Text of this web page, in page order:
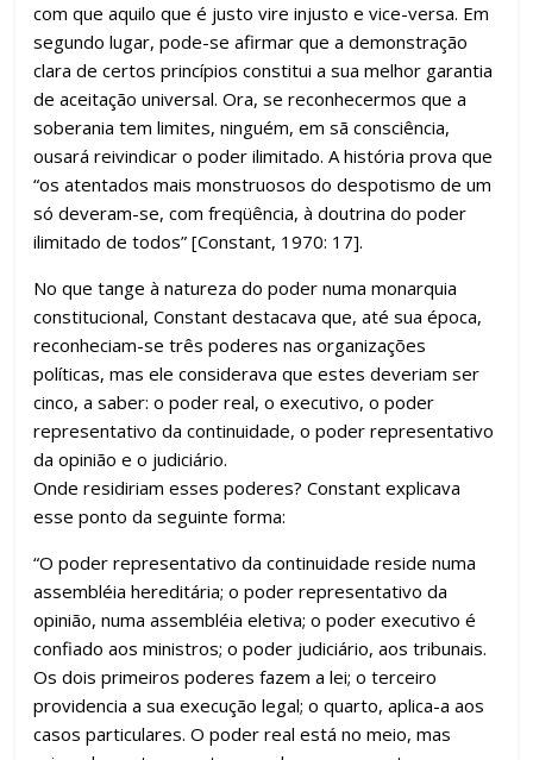
com que aquilo que é justo vire injusto e vice-versa. Em
segundo lugar, pode-se afirmar que a demonstração
clara de certos princípios constitui a sua melhor garantia
de aceitação universal. Ora, se reconhecermos que a
soberania tem limites, ninguém, em sã consciência,
ousará reivindicar o poder ilimitado. A história prova que
“os atentados mais monstruosos do despotismo de um
só deveram-se, com freqüência, à doutrina do poder
ilimitado de todos” [Constant, 1970: 17].
No que tange à natureza do poder numa monarquia
constitucional, Constant destacava que, até sua época,
reconheciam-se três poderes nas organizações
políticas, mas ele considerava que estes deveriam ser
cinco, a saber: o poder real, o executivo, o poder
representativo da continuidade, o poder representativo
da opinião e o judiciário.
Onde residiriam esses poderes? Constant explicava
esse ponto da seguinte forma:
“O poder representativo da continuidade reside numa
assembléia hereditária; o poder representativo da
opinião, numa assembléia eletiva; o poder executivo é
confiado aos ministros; o poder judiciário, aos tribunais.
Os dois primeiros poderes fazem a lei; o terceiro
providencia a sua execução legal; o quarto, aplica-a aos
casos particulares. O poder real está no meio, mas